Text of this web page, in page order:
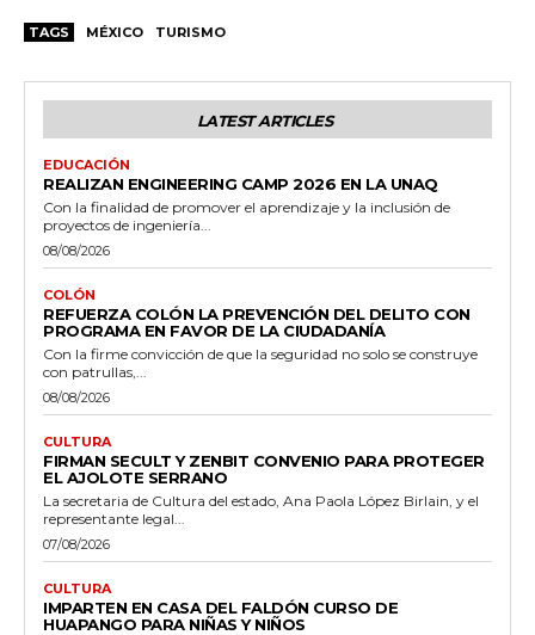
TAGS MÉXICO TURISMO
LATEST ARTICLES
EDUCACIÓN
REALIZAN ENGINEERING CAMP 2026 EN LA UNAQ
Con la finalidad de promover el aprendizaje y la inclusión de
proyectos de ingeniería...
08/08/2026
COLÓN
REFUERZA COLÓN LA PREVENCIÓN DEL DELITO CON
PROGRAMA EN FAVOR DE LA CIUDADANÍA
Con la firme convicción de que la seguridad no solo se construye
con patrullas,...
08/08/2026
CULTURA
FIRMAN SECULT Y ZENBIT CONVENIO PARA PROTEGER
EL AJOLOTE SERRANO
La secretaria de Cultura del estado, Ana Paola López Birlain, y el
representante legal...
07/08/2026
CULTURA
IMPARTEN EN CASA DEL FALDÓN CURSO DE
HUAPANGO PARA NIÑAS Y NIÑOS